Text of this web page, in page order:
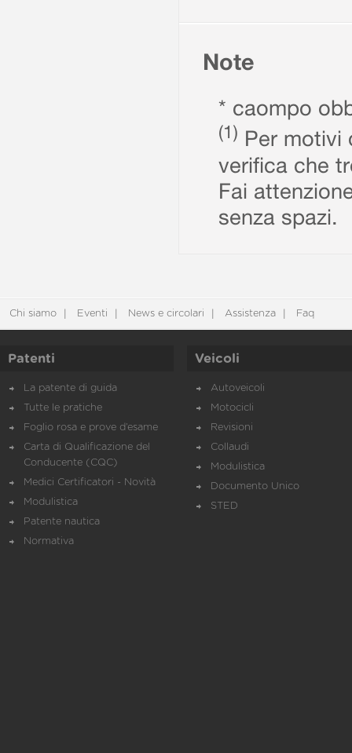
Note
* caompo
(1) Per motivi
verifica che
Fai
senza spazi.
Chi siamo Eventi News e circolari Assistenza Faq
Patenti
La patente di guida
Tutte le pratiche
Foglio rosa e prove d’esame
Carta di Qualificazione del
Conducente (CQC)
Medici Certificatori - Novità
Modulistica
Patente nautica
Normativa
Veicoli
Autoveicoli
Motocicli
Revisioni
Collaudi
Modulistica
Documento Unico
STED